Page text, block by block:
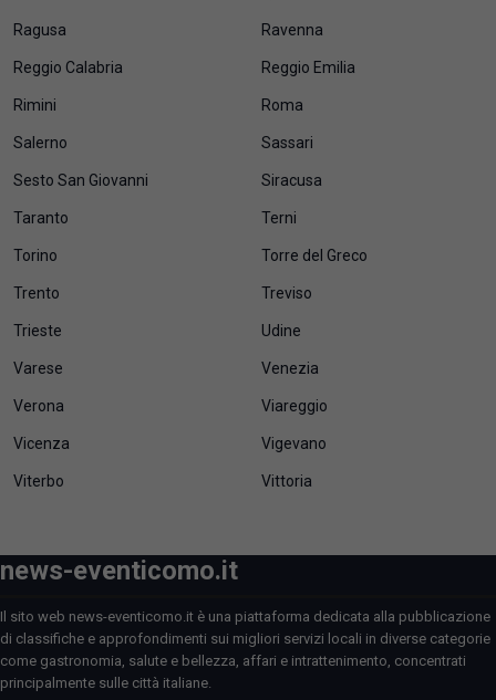
Ragusa Ravenna
Reggio Calabria Reggio Emilia
Rimini Roma
Salerno Sassari
Sesto San Giovanni Siracusa
Taranto Terni
Torino Torre del Greco
Trento Treviso
Trieste Udine
Varese Venezia
Verona Viareggio
Vicenza Vigevano
Viterbo Vittoria
news-eventicomo.it
Il sito web news-eventicomo.it è una piattaforma dedicata alla pubblicazione
di classifiche e approfondimenti sui migliori servizi locali in diverse categorie
come gastronomia, salute e bellezza, affari e intrattenimento, concentrati
principalmente sulle città italiane.